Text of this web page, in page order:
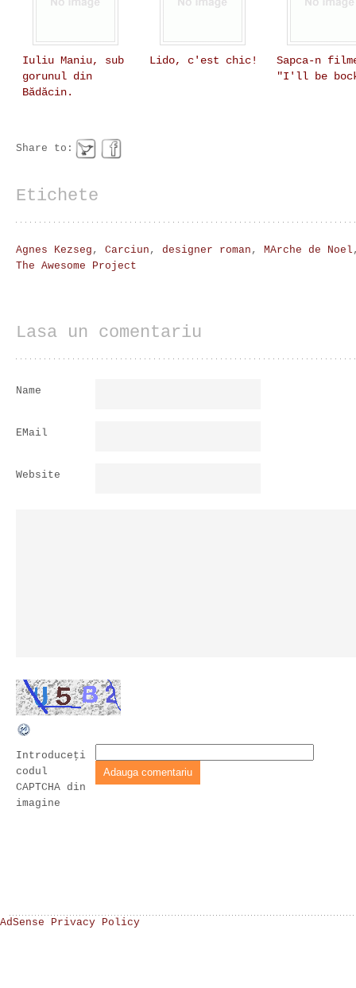
Iuliu Maniu, sub
gorunul din
Bădăcin.
Lido, c'est chic!
Sapca-n
"I'll be
Share to:
Etichete
Agnes Kezseg , Carciun , designer roman , MArche de Noel
The Awesome Project
Lasa un comentariu
Name
EMail
Website
Introduceţi
codul
CAPTCHA din
imagine
AdSense Privacy Policy